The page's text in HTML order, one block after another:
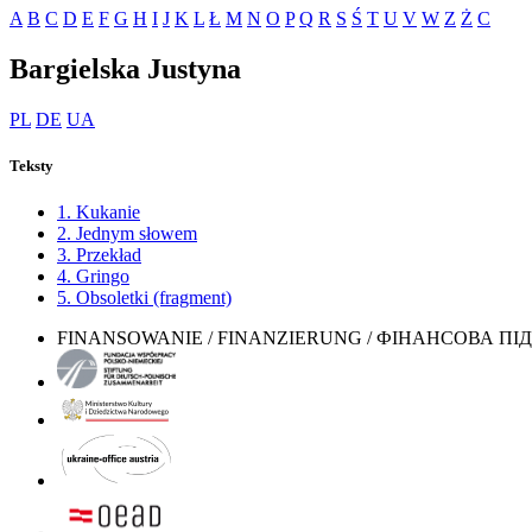
A B C D E F G H I J K L Ł M N O P Q R S Ś T U V W Z Ż С
Bargielska Justyna
PL DE UA
Teksty
1. Kukanie
2. Jednym słowem
3. Przekład
4. Gringo
5. Obsoletki (fragment)
FINANSOWANIE / FINANZIERUNG / ФІНАНСОВА